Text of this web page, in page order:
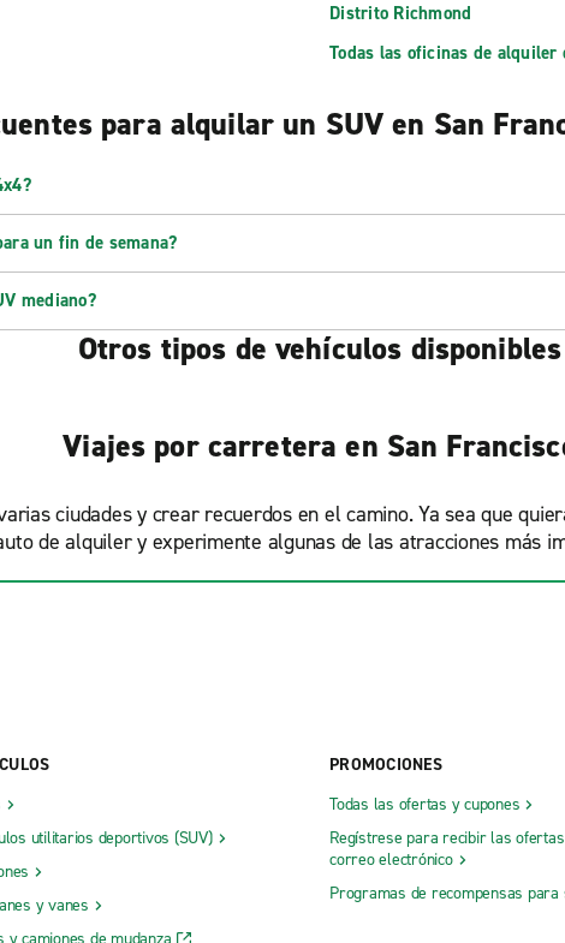
Distrito Richmond
Todas las oficinas de alquiler
para alquilar un SUV en San
un fin de semana?
mediano?
Otros tipos de vehículos disponibles
Viajes por carretera en San
ciudades y crear recuerdos en el camino. Ya sea que
de alquiler y experimente algunas de las atracciones más
utilitarios deportivos (SUV)
y vanes
PROMOCIONES
Todas las ofertas y cupones
Regístrese para recibir las
correo electrónico
Programas de recompensas para